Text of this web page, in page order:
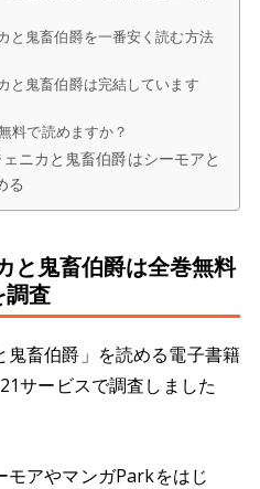
と鬼畜伯爵を一番安く読む方法
と鬼畜伯爵は完結しています
料で読めますか？
ニカと鬼畜伯爵はシーモアと
る
と鬼畜伯爵は全巻無料
調査
鬼畜伯爵」を読める電子書籍
サービスで調査しました
モアやマンガParkをはじ